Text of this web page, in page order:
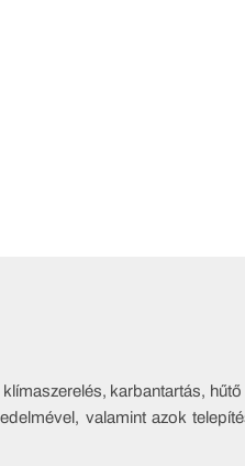
karbantartás,
valamint azok